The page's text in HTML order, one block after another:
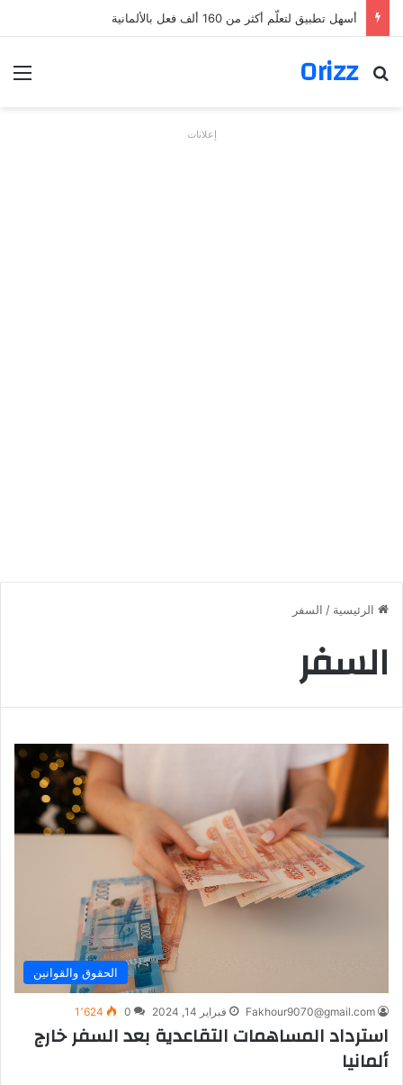
أسهل تطبيق لتعلّم أكثر من 160 ألف فعل بالألمانية
Orizz
بحث عن
إعلانات
الرئيسية / السفر
السفر
الحقوق والقوانين
Fakhour9070@gmail.com فبراير 14, 2024 0 1٬624
استرداد المساهمات التقاعدية بعد السفر خارج
ألمانيا